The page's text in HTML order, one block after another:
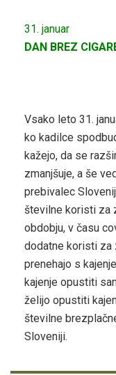
31. januar
DAN BREZ
Vsako leto 31.
ko kadilce
kažejo, da se
zmanjšuje, a še
prebivalec
številne koristi za
obdobju, v času
dodatne koristi za
prenehajo s
kajenje opustiti
želijo opustiti
številne
Sloveniji.